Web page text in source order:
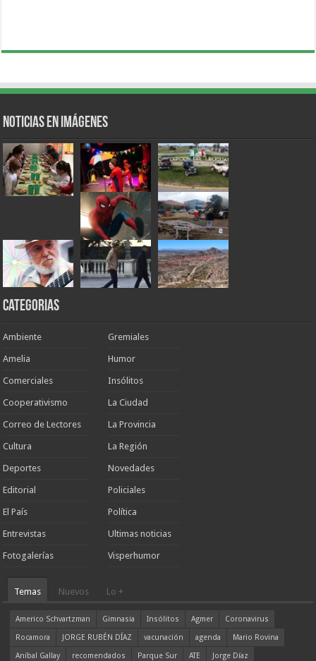
Noticias en Imágenes
Categorias
Ambiente
Amelia
Comerciales
Cooperativismo
Correo de Lectores
Cultura
Deportes
Editorial
El País
Entrevistas
Fotogalerías
Gremiales
Humor
Insólitos
La Ciudad
La Provincia
La Región
Novedades
Policiales
Política
Ultimas noticias
Visperhumor
Temas Nuevos Lo +
Americo Schvartzman Gimnasia Insólitos Agmer
Coronavirus
Rocamora
JORGE RUBÉN DÍAZ vacunación agenda
Mario Rovina
Aníbal Gallay
recomendados Parque Sur ATE
Jorge Díaz